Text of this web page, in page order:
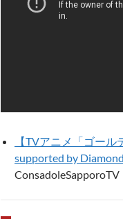
【TVアニメ「ゴー
supported by
ConsadoleSapporoTV